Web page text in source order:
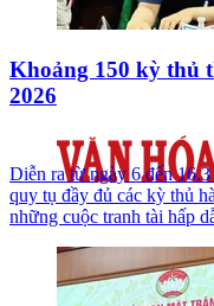
Khoảng 150 kỳ thủ
2026
Diễn ra từ ngày 6 đến
quy tụ đầy đủ các kỳ thủ
những cuộc tranh tài hấp